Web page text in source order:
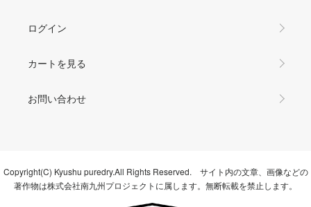
ログイン
カートを見る
お問い合わせ
Copyright(C) Kyushu puredry.All Rights Reserved. サイト内の文章、画像などの
著作物は株式会社南九州プロジェクトに属します。無断転載を禁止します。